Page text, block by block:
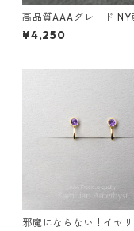
高品質AAAグレード NY
キマーダイヤモンドのま
ピアス シンプル サージ
¥4,250
邪魔にならない！イヤ